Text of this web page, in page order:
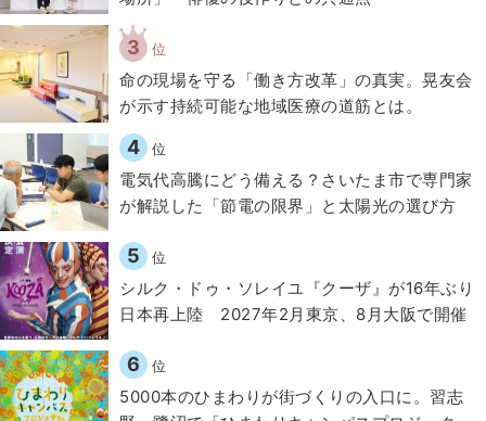
3 位
​命の現場を守る「働き方改革」の真実。晃友会
が示す持続可能な地域医療の道筋とは。
4 位
電気代高騰にどう備える？さいたま市で専門家
が解説した「節電の限界」と太陽光の選び方
5 位
シルク・ドゥ・ソレイユ『クーザ』が16年ぶり
日本再上陸 2027年2月東京、8月大阪で開催
6 位
5000本のひまわりが街づくりの入口に。習志